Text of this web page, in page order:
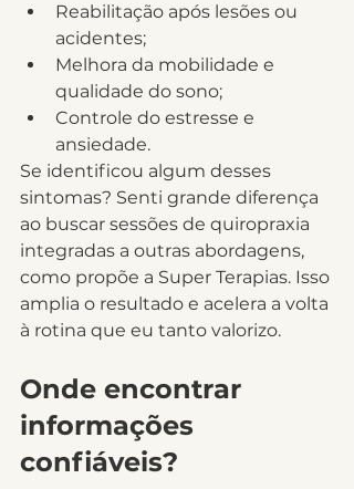
Reabilitação após lesões ou
acidentes;
Melhora da mobilidade e
qualidade do sono;
Controle do estresse e
ansiedade.
Se identificou algum desses
sintomas? Senti grande diferença
ao buscar sessões de quiropraxia
integradas a outras abordagens,
como propõe a Super Terapias. Isso
amplia o resultado e acelera a volta
à rotina que eu tanto valorizo.
Onde encontrar
informações
confiáveis?